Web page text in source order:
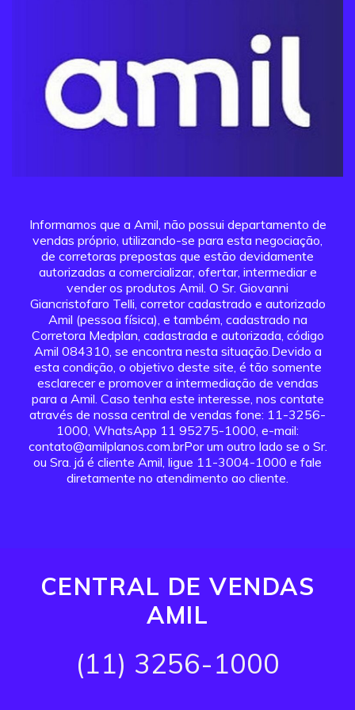
Informamos que a Amil, não possui departamento de
vendas próprio, utilizando-se para esta negociação,
de corretoras prepostas que estão devidamente
autorizadas a comercializar, ofertar, intermediar e
vender os produtos Amil. O Sr. Giovanni
Giancristofaro Telli, corretor cadastrado e autorizado
Amil (pessoa física), e também, cadastrado na
Corretora Medplan, cadastrada e autorizada, código
Amil 084310, se encontra nesta situação.Devido a
esta condição, o objetivo deste site, é tão somente
esclarecer e promover a intermediação de vendas
para a Amil. Caso tenha este interesse, nos contate
através de nossa central de vendas fone: 11-3256-
1000, WhatsApp 11 95275-1000, e-mail:
contato@amilplanos.com.brPor um outro lado se o Sr.
ou Sra. já é cliente Amil, ligue 11-3004-1000 e fale
diretamente no atendimento ao cliente.
CENTRAL DE VENDAS
AMIL
(11) 3256-1000